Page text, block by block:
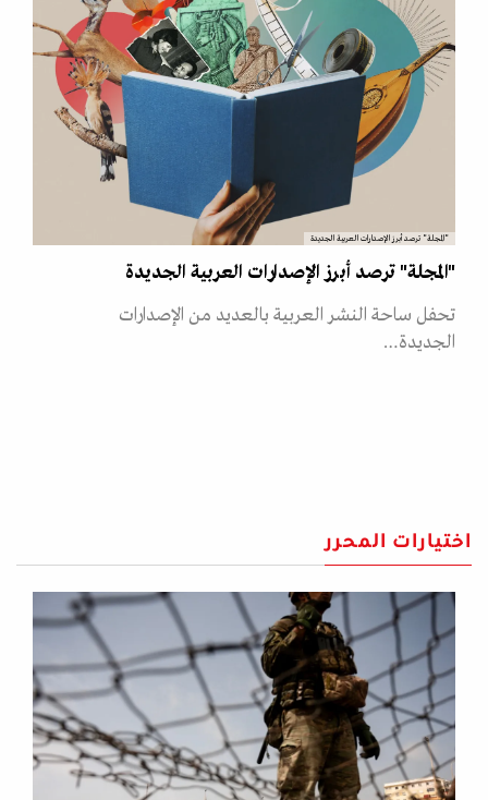
"المجلة" ترصد أبرز الإصدارات العربية الجديدة
"المجلة" ترصد أبرز الإصدارات العربية الجديدة
تحفل ساحة النشر العربية بالعديد من الإصدارات
الجديدة…
اختيارات المحرر